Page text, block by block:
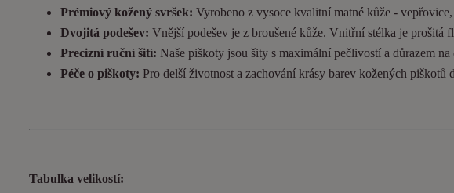
Prémiový kožený svršek: Vyrobeno z vysoce kvalitní matné kůže -
Dvojitá podešev: Vnější podešev je z broušené kůže. Vnitřní stélka je prošitá
Precizní ruční šití: Naše piškoty jsou šity s maximální pečlivostí a důrazem
Péče o piškoty: Pro delší životnost a zachování krásy barev kožených
Tabulka velikostí: